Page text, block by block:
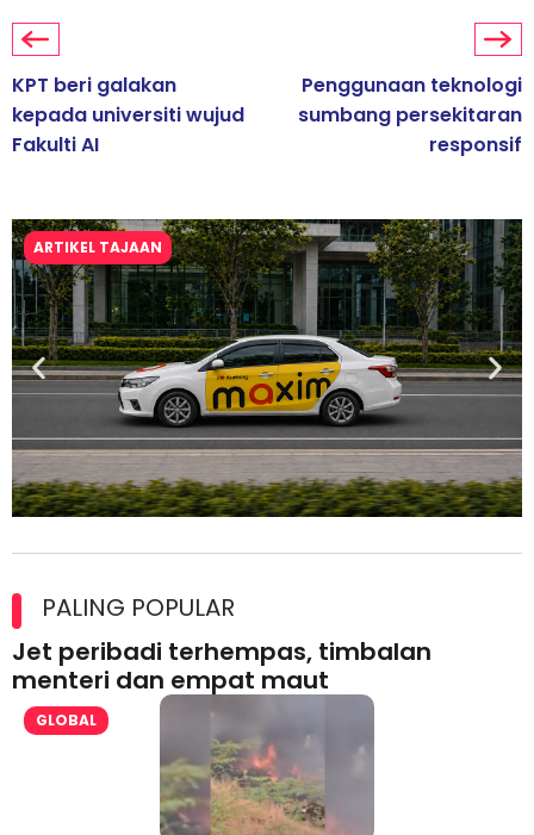
KPT beri galakan
kepada universiti wujud
Fakulti AI
Penggunaan teknologi
sumbang persekitaran
responsif
ARTIKEL TAJAAN
lesen separuh pertama 2026
PALING POPULAR
Jet peribadi terhempas, timbalan
menteri dan empat maut
GLOBAL